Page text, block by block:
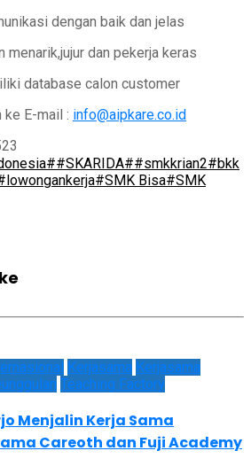
dengan baik dan jelas
menarik,jujur dan pekerja keras
database calon customer
ke E-mail : info@aipkare.co.id
##SKARIDA##smkkrian2#bkk
#SMK Bisa#SMK
Kerjasama Kerjasama
Teaching Factory
Menjalin Kerja Sama
Careoth dan Fuji Academy